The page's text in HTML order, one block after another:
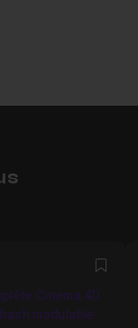
Cinema 4D
modulable